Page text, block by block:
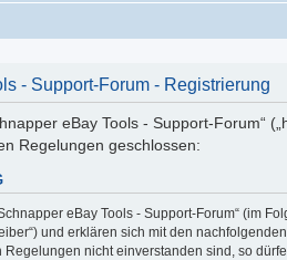
- Support-Forum - Registrierung
eBay Tools - Support-Forum“
Regelungen geschlossen:
eBay Tools - Support-Forum“ (im
und erklären sich mit den
Regelungen nicht einverstanden sind, so